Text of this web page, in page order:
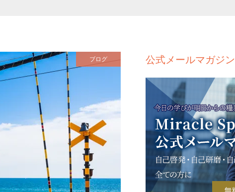
ブログ 公式メールマガジン